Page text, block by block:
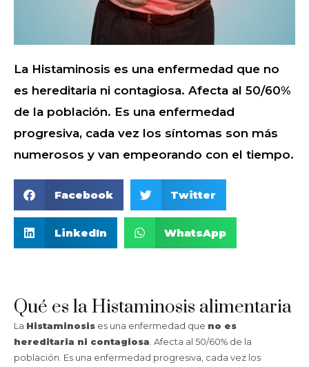
La Histaminosis es una enfermedad que no
es hereditaria ni contagiosa. Afecta al 50/60%
de la población. Es una enfermedad
progresiva, cada vez los síntomas son más
numerosos y van empeorando con el tiempo.
Facebook Twitter
LinkedIn WhatsApp
Qué es la Histaminosis alimentaria
La Histaminosis es una enfermedad que no es
hereditaria ni contagiosa . Afecta al 50/60% de la
población. Es una enfermedad progresiva, cada vez los